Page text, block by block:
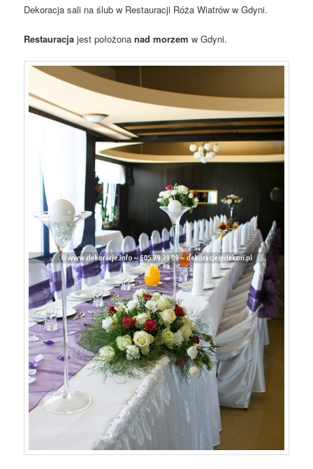
Dekoracja sali na ślub w Restauracji Róża Wiatrów w Gdyni.
Restauracja jest położonanad morzem w Gdyni.